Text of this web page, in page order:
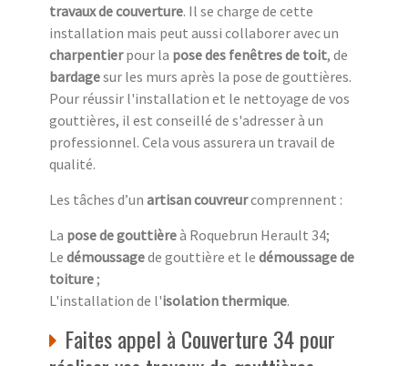
travaux de couverture. Il se charge de cette
installation mais peut aussi collaborer avec un
charpentierpour la pose des fenêtres de toit, de
bardagesur les murs après la pose de gouttières.
Pour réussir l'installation et le nettoyage de vos
gouttières, il est conseillé de s'adresser à un
professionnel. Cela vous assurera un travail de
qualité.
Les tâches d’un artisan couvreurcomprennent :
La pose de gouttièreà Roquebrun Herault 34;
Le démoussagede gouttière et le démoussage de
toiture;
L'installation de l'isolation thermique.
Faites appel à Couverture 34 pour